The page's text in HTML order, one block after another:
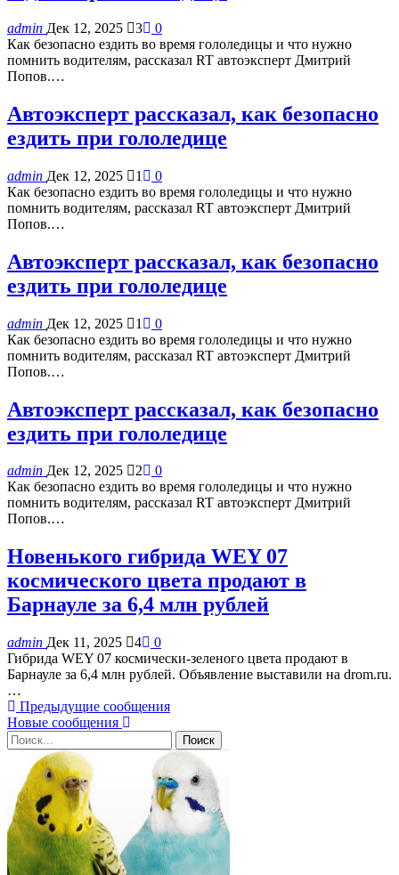
admin Дек 12, 2025 3
0
Как безопасно ездить во время гололедицы и что нужно
помнить водителям, рассказал RT автоэксперт Дмитрий
Попов.…
Автоэксперт рассказал, как безопасно
ездить при гололедице
admin Дек 12, 2025 1
0
Как безопасно ездить во время гололедицы и что нужно
помнить водителям, рассказал RT автоэксперт Дмитрий
Попов.…
Автоэксперт рассказал, как безопасно
ездить при гололедице
admin Дек 12, 2025 1
0
Как безопасно ездить во время гололедицы и что нужно
помнить водителям, рассказал RT автоэксперт Дмитрий
Попов.…
Автоэксперт рассказал, как безопасно
ездить при гололедице
admin Дек 12, 2025 2
0
Как безопасно ездить во время гололедицы и что нужно
помнить водителям, рассказал RT автоэксперт Дмитрий
Попов.…
Новенького гибрида WEY 07
космического цвета продают в
Барнауле за 6,4 млн рублей
admin Дек 11, 2025 4
0
Гибрида WEY 07 космически-зеленого цвета продают в
Барнауле за 6,4 млн рублей. Объявление выставили на drom.ru.
…
Предыдущие сообщения
Новые сообщения